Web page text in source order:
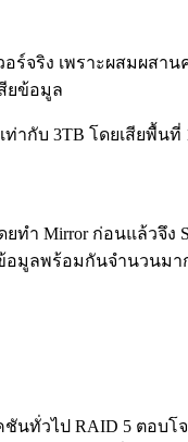
ร์จริง เพราะผสมผส
ยข้อมูล
ากับ 3TB โดยเสียพื้
ยทำ Mirror ก่อนแล้
ข้อมูลพร้อมกันจำนวนมา
ชันทั่วไป RAID 5 ต